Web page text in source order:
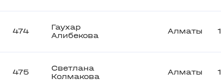
474
Гаухар
Алибекова
Алматы
475
Светлана
Колмакова
Алматы